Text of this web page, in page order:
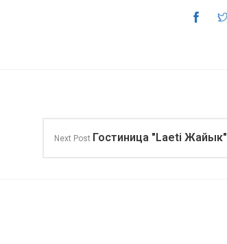
Next Post Гостиница "Laeti Жайык"